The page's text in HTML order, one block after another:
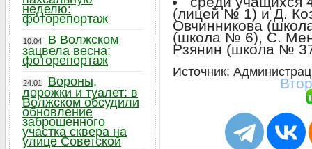
(лицей № 1) и Д.
Овчинникова
(школа № 6), С.
Рзянин (школа №
Источник:
неделю:
фоторепортаж
10.04
В Волжском
зацвела весна:
фоторепортаж
24.01
Вороны,
дорожки и туалет: в
Волжском обсудили
обновление
заброшенного
участка сквера на
улице Советской